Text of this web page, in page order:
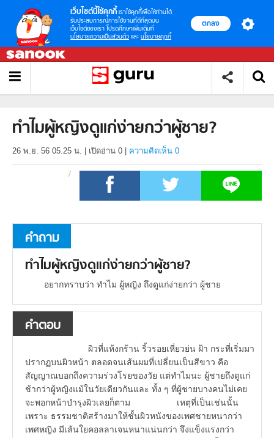
เว็บไซต์นี้ใช้คุกกี้ เราใช้คุกกี้เพื่อให้ท่านได้
รับประสบการณ์การใช้งานที่ดีที่สุดบน
เว็บไซต์ของเรา โปรดศึกษาเพิ่มเติมที่
นโยบายความเป็นส่วนตัว และ นโยบายคุกกี้
ตกลง
ทำไมผู้หญิงดูแก่ง่ายกว่าผู้ชาย?
26 พ.ย. 56 05.25 น. เปิดอ่าน 0 ความคิดเห็น 0
คำถาม
ทำไมผู้หญิงดูแก่ง่ายกว่าผู้ชาย?
อยากทราบว่า ทำไม ผู้หญิง ถึงดูแก่ง่ายกว่า ผู้ชาย
คำตอบ
ผิวที่แห้งกร้าน ริ้วรอยเหี่ยวย่น ฝ้า กระที่เริ่มมา
ปรากฏบนผิวหน้า ตลอดจนเส้นผมที่เปลี่ยนเป็นสีขาว คือ
สัญญาณบอกถึงความร่วงโรยของวัย แต่ทำไมนะ ผู้ชายถึงดูแก่
ช้ากว่าผู้หญิงแม้ในวัยเดียวกันและ ทั้ง ๆ ที่ผู้ชายบางคนไม่เคย
จะพอกหน้าบำรุงผิวเลยก็ตาม เหตุที่เป็นเช่นนั้น
เพราะ ธรรมชาติสร้างมาให้ชั้นผิวหนังของเพศชายหนากว่า
เพศหญิง มีเส้นใยคอลลาเจนหนาแน่นกว่า จึงแข็งแรงกว่า